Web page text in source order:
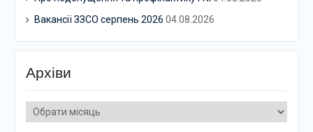
Вакансії ЗЗСО серпень 2026 04.08.2026
Архіви
Архіви